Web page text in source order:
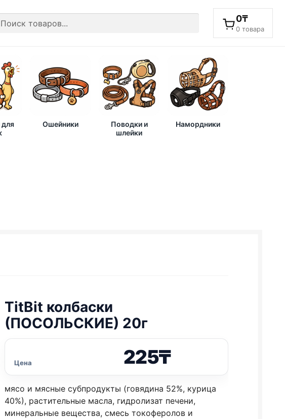
0₸
0 товара
Ошейники
Поводки и
шлейки
Намордники
TitBit колбаски
(ПОСОЛЬСКИЕ) 20г
Цена 225₸
мясо и мясные субпродукты (говядина 52%, курица
40%), растительные масла, гидролизат печени,
минеральные вещества, смесь токоферолов и